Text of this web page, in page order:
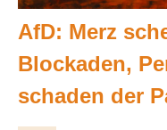
AfD: Merz
Blockaden,
schaden der